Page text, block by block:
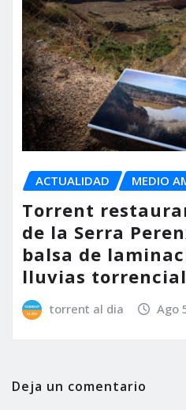
ACTUALIDAD MEDIO
Torrent
de la Serra
balsa de
lluvias
torrent al dia Ago
Deja un comentario